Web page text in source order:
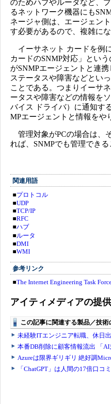
のためハブやルータなど、
るネットワーク機器にも
ネージャ側は、エージェン
す必要があるので、複雑にな
イーサネット カードを例
カードのSNMP対応」とい
がSNMPエージェントと連
ステータスや障害などとい
ことである。つまりイーサ
ータスや障害などの情報を
バイス ドライバ）に通知す
MPエージェントと情報をや
管理対象がPCの場合は、
れば、SNMPでも管理できる
関連用語
■プロトコル
■UDP
■TCP/IP
■RFC
■ハブ
■ルータ
■DMI
■WMI
参考リンク
■The Internet Engineering Task
アイティメディアの提